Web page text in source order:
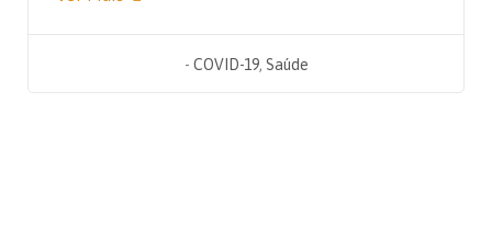
- COVID-19, Saúde